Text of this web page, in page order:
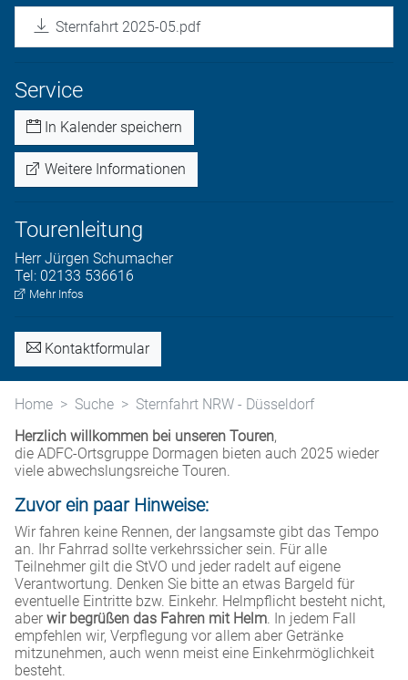
Sternfahrt 2025-05.pdf
Service
In Kalender speichern
Weitere Informationen
Tourenleitung
Herr Jürgen Schumacher
Tel: 02133 536616
Mehr Infos
Kontaktformular
Home Suche
Sternfahrt NRW - Düsseldorf
Herzlich willkommen bei unseren Touren,
die ADFC-Ortsgruppe Dormagen bieten auch 2025 wieder
viele abwechslungsreiche Touren.
Zuvor ein paar Hinweise:
Wir fahren keine Rennen, der langsamste gibt das Tempo
an. Ihr Fahrrad sollte verkehrssicher sein. Für alle
Teilnehmer gilt die StVO und jeder radelt auf eigene
Verantwortung. Denken Sie bitte an etwas Bargeld für
eventuelle Eintritte bzw. Einkehr. Helmpflicht besteht nicht,
aber wir begrüßen das Fahren mit Helm. In jedem Fall
empfehlen wir, Verpflegung vor allem aber Getränke
mitzunehmen, auch wenn meist eine Einkehrmöglichkeit
besteht.